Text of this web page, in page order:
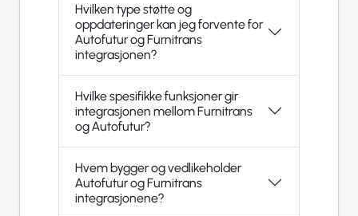
Hvilken type støtte og
oppdateringer kan jeg forvente for
Autofutur og Furnitrans
integrasjonen?
Hvilke spesifikke funksjoner gir
integrasjonen mellom Furnitrans
og Autofutur?
Hvem bygger og vedlikeholder
Autofutur og Furnitrans
integrasjonene?